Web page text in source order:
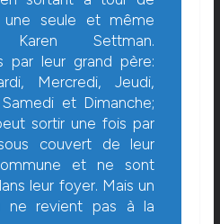
une seule et même
Karen Settman.
par leur grand père:
Mercredi, Jeudi,
et Dimanche;
sortir une fois par
couvert de leur
et ne sont
leur foyer. Mais un
ne revient pas à la